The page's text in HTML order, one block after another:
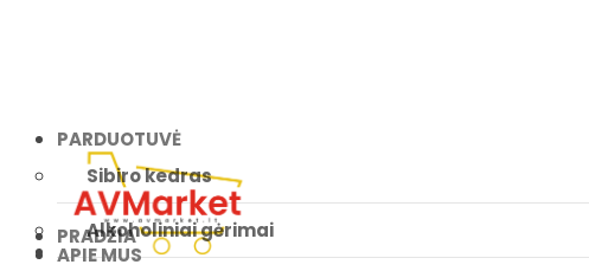
PRADŽIA
APIE MUS
PARDUOTUVĖ
Sibiro kedras
Alkoholiniai gėrimai